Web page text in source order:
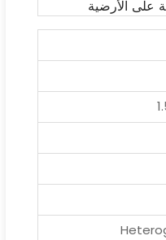
على الأرضية